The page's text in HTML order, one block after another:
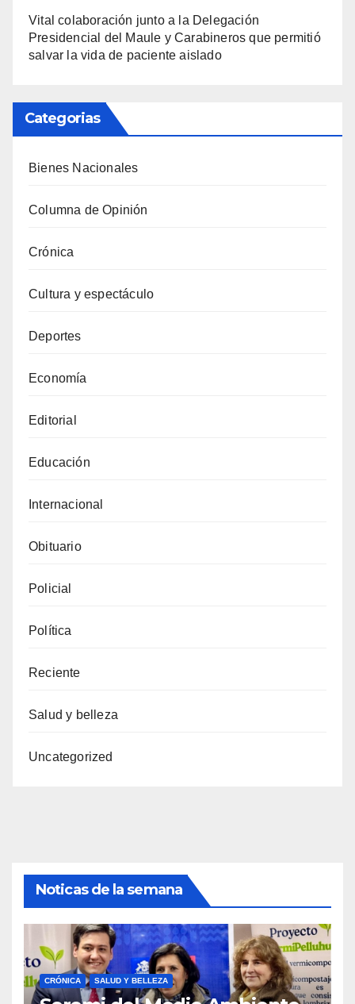
Vital colaboración junto a la Delegación
Presidencial del Maule y Carabineros que permitió
salvar la vida de paciente aislado
Categorias
Bienes Nacionales
Columna de Opinión
Crónica
Cultura y espectáculo
Deportes
Economía
Editorial
Educación
Internacional
Obituario
Policial
Política
Reciente
Salud y belleza
Uncategorized
Noticas de la semana
CRÓNICA SALUD Y BELLEZA